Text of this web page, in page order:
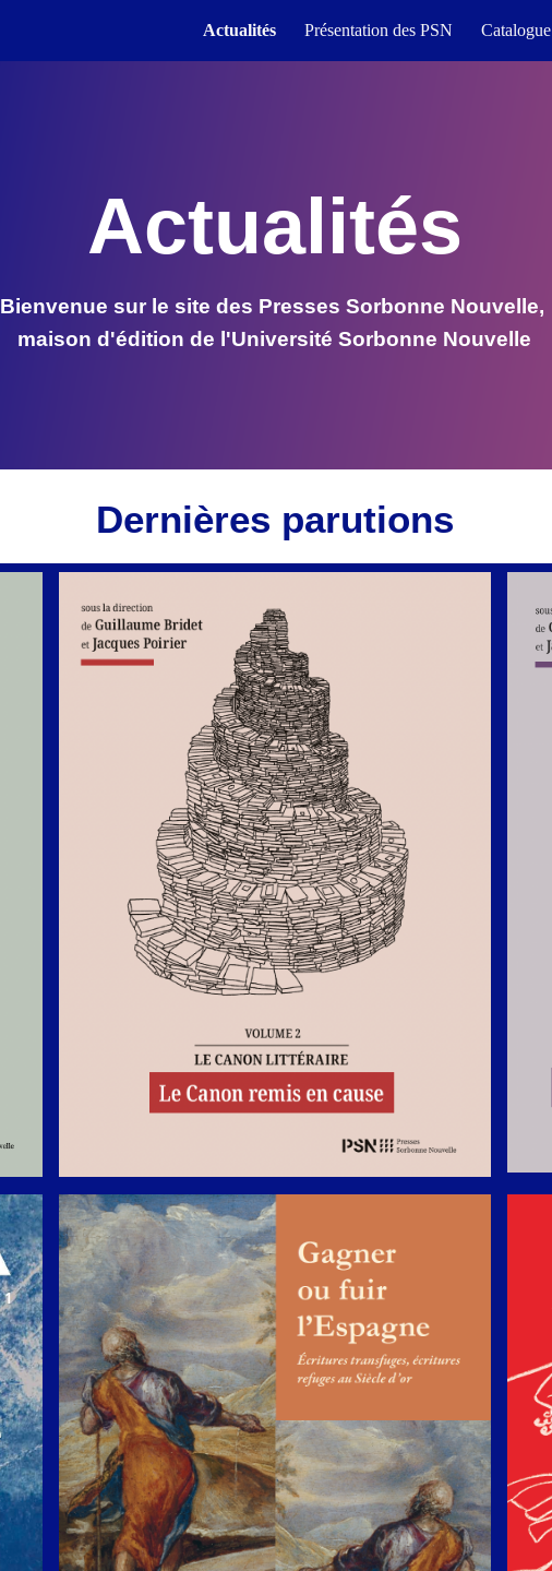
Skip to navigation
Actualités Présentation des PSN Catalogue
Actualités
Bienvenue sur le site des Presses Sorbonne Nouvelle,
maison d'édition de l'Université Sorbonne Nouvelle
Dernières parutions